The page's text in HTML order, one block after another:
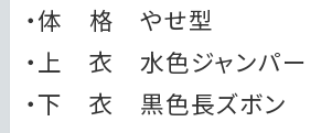
・体 格 やせ型
・上 衣 水色ジャンパー
・下 衣 黒色長ズボン